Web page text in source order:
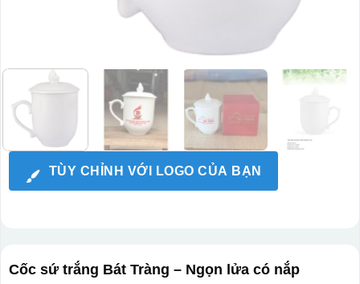
TÙY CHỈNH VỚI LOGO CỦA BẠN
Cốc sứ trắng Bát Tràng – Ngọn lửa có nắp